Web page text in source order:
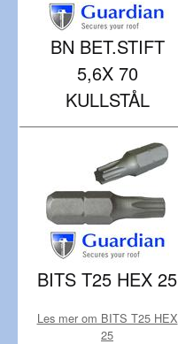
BN BET.STIFT
5,6X 70
KULLSTÅL
BITS T25 HEX 25
Les mer om BITS T25 HEX
25